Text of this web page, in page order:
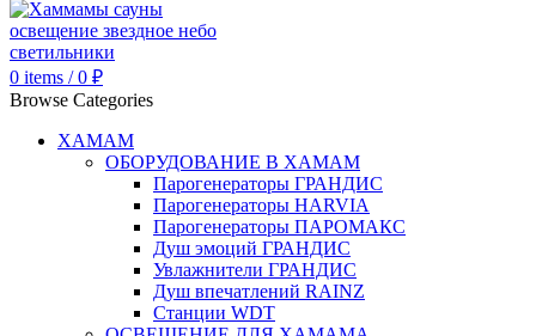
0 items / 0 ₽
Browse Categories
ХАМАМ
ОБОРУДОВАНИЕ В ХАМАМ
Парогенераторы ГРАНДИС
Парогенераторы HARVIA
Парогенераторы ПАРОМАКС
Душ эмоций ГРАНДИС
Увлажнители ГРАНДИС
Душ впечатлений RAINZ
Станции WDT